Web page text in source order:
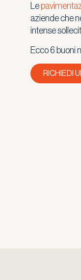
Le
aziende che
intense
Ecco 6 buoni
RICHIEDI